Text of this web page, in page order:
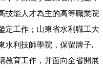
技能人才為主的高等職業院
定工作；山東省水利職工大
水利技師學院，保留牌子,
教育工作，并面向全省開展